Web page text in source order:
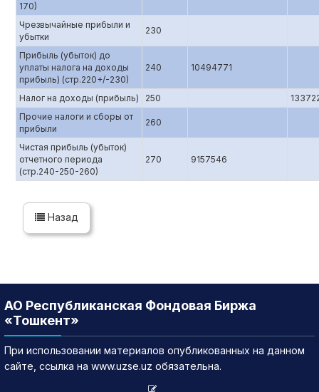
170)
Чрезвычайные прибыли и
убытки
230
Прибыль (убыток) до
уплаты налога на доходы
прибыль) (стр.220+/-230)
240 10494771
Налог на доходы (прибыль) 250
Прочие налоги и сборы от
прибыли
260
Чистая прибыль (убыток)
отчетного периода
(стр.240-250-260)
270 9157546
Назад
АО Республиканская Фондовая Биржа
«Тошкент»
При использовании материалов опубликованных на данном
сайте, ссылка на www.uzse.uz обязательна.